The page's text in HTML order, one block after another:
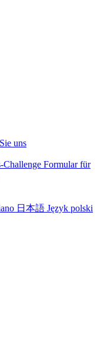
uns
Challenge Formular für
日本語 Język polski